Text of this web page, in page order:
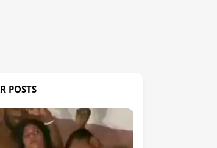
POSTS